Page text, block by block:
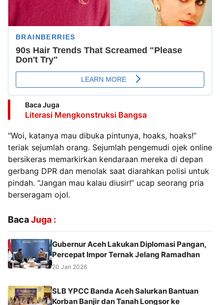
Baca Juga
Literasi Mengkonstruksi Bangsa
“Woi, katanya mau dibuka pintunya, hoaks, hoaks!”
teriak sejumlah orang. Sejumlah pengemudi ojek online
bersikeras memarkirkan kendaraan mereka di depan
gerbang DPR dan menolak saat diarahkan polisi untuk
pindah. “Jangan mau kalau diusir!” ucap seorang pria
berseragam ojol.
BacaJuga :
Gubernur Aceh Lakukan Diplomasi Pangan,
Percepat Impor Ternak Jelang Ramadhan
20 Jan 2026
SLB YPCC Banda Aceh Salurkan Bantuan
Korban Banjir dan Tanah Longsor ke